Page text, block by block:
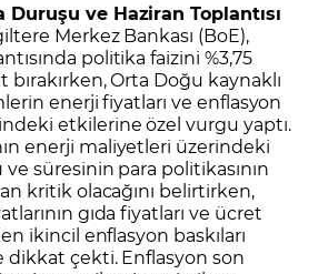
Duruşu ve Haziran Toplantısı
Merkez Bankası (BoE),
politika faizini %3,75
Orta Doğu kaynaklı
enerji fiyatları ve enflasyon
etkilerine özel vurgu yaptı.
enerji maliyetleri üzerindeki
süresinin para politikasının
kritik olacağını belirtirken,
gıda fiyatları ve ücret
ikincil enflasyon baskıları
dikkat çekti. Enflasyon son